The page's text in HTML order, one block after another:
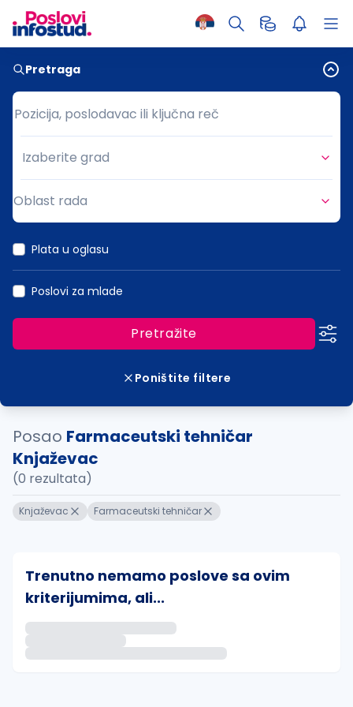
Pretraga
Pozicija, poslodavac ili ključna reč
Pozicija, poslodavac ili ključna reč
Grad
Izaberite grad
Oblast rada
Plata u oglasu
Poslovi za mlade
Pretražite
Poništite filtere
Posao Farmaceutski tehničar
Knjaževac
(0 rezultata)
Knjaževac Farmaceutski tehničar
Trenutno nemamo poslove sa ovim
kriterijumima, ali...